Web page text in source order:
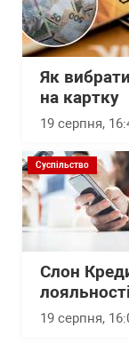
Як
на картку
19 серпня,
Суспільство
Слон
лояльності
19 серпня,